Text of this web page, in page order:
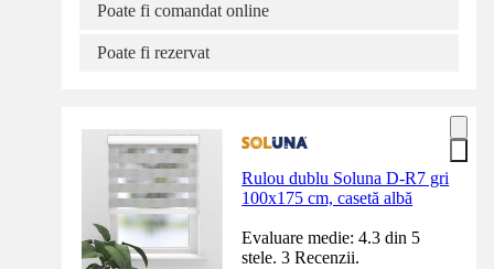
Poate fi comandat online
Poate fi rezervat
Rulou dublu Soluna D-R7 gri
100x175 cm, casetă albă
Evaluare medie: 4.3 din 5
stele. 3 Recenzii.